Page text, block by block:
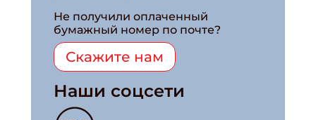
Не получили оплаченный
бумажный номер по почте?
Скажите нам
Наши соцсети